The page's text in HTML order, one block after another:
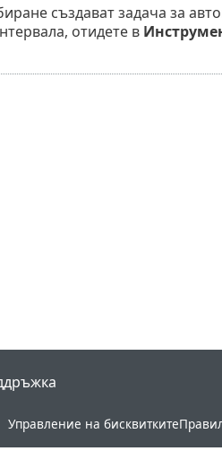
създават задача за
отидете в
Управление на бисквитките